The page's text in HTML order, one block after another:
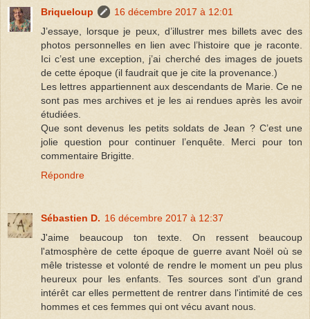
Briqueloup
16 décembre 2017 à 12:01
J’essaye, lorsque je peux, d’illustrer mes billets avec des
photos personnelles en lien avec l’histoire que je raconte.
Ici c’est une exception, j’ai cherché des images de jouets
de cette époque (il faudrait que je cite la provenance.)
Les lettres appartiennent aux descendants de Marie. Ce ne
sont pas mes archives et je les ai rendues après les avoir
étudiées.
Que sont devenus les petits soldats de Jean ? C’est une
jolie question pour continuer l’enquête. Merci pour ton
commentaire Brigitte.
Répondre
Sébastien D. 16 décembre 2017 à 12:37
J'aime beaucoup ton texte. On ressent beaucoup
l'atmosphère de cette époque de guerre avant Noël où se
mêle tristesse et volonté de rendre le moment un peu plus
heureux pour les enfants. Tes sources sont d'un grand
intérêt car elles permettent de rentrer dans l'intimité de ces
hommes et ces femmes qui ont vécu avant nous.